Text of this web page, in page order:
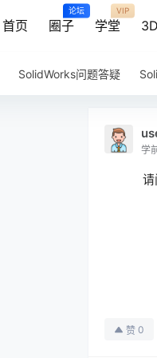
首页 圈子
论坛
学堂
VIP
SolidWorks问题答疑
学
赞 0